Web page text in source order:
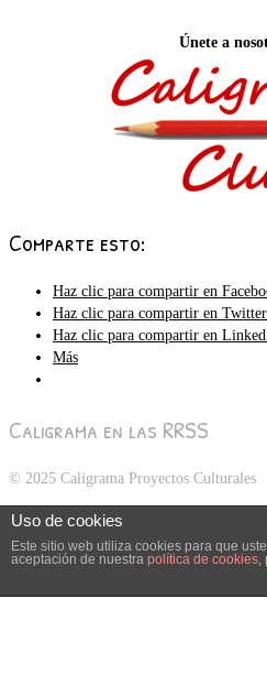
Únete a
Comparte esto:
Haz clic para compartir en
Haz clic para compartir en
Haz clic para compartir en
Más
Caligrama en las RRSS
© 2025 Caligrama Proyectos Culturales
Uso de cookies
Este sitio web utiliza cookies para que
aceptación de nuestra política de cookies,